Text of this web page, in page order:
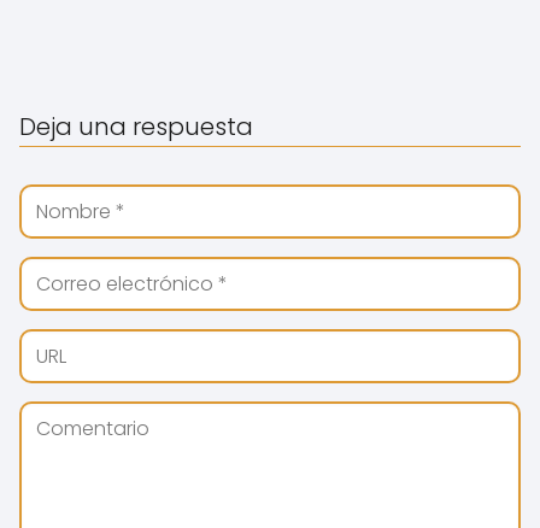
Deja una respuesta